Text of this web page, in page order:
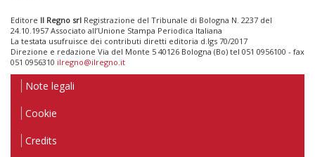
Editore Il Regno srl Registrazione del Tribunale di Bologna N. 2237 del
24.10.1957 Associato all’Unione Stampa Periodica Italiana
La testata usufruisce dei contributi diretti editoria d.lgs 70/2017
Direzione e redazione Via del Monte 5 40126 Bologna (Bo) tel 051 0956100 - fax
051 0956310 ilregno@ilregno.it
Note legali
Cookie
Credits